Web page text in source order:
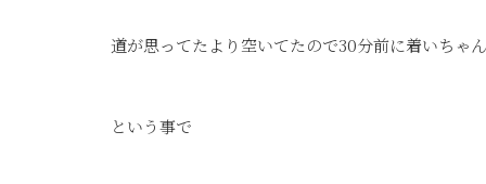
道が思ってたより空いてたので30分前に着いちゃ
という事で